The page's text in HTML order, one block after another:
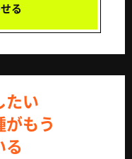
る
たい
もう
る